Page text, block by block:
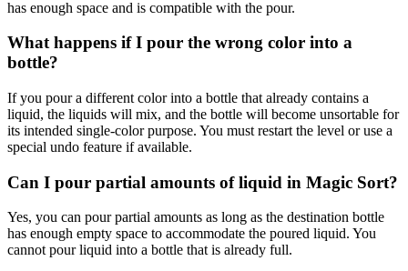
has enough space and is compatible with the pour.
What happens if I pour the wrong color into a
bottle?
If you pour a different color into a bottle that already contains a
liquid, the liquids will mix, and the bottle will become unsortable for
its intended single-color purpose. You must restart the level or use a
special undo feature if available.
Can I pour partial amounts of liquid in Magic Sort?
Yes, you can pour partial amounts as long as the destination bottle
has enough empty space to accommodate the poured liquid. You
cannot pour liquid into a bottle that is already full.